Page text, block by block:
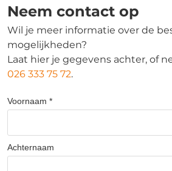
Neem contact op
Wil je meer informatie over de
mogelijkheden?
Laat hier je gegevens achter, of
026 333 75 72.